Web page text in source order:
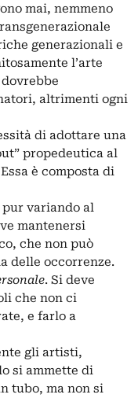
mai, nemmeno
generazionali e
l’arte
altrimenti ogni
di adottare una
propedeutica al
è composta di
variando al
mantenersi
che non può
delle occorrenze.
. Si deve
che non ci
e farlo a
gli artisti,
si ammette di
tubo, ma non si